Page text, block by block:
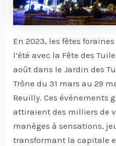
En 2023, les fêtes
l’été avec la Fête des
août dans le Jardin des
Trône du 31 mars au 29
Reuilly. Ces événements
attiraient des milliers de
manèges à sensations,
transformant la capitale